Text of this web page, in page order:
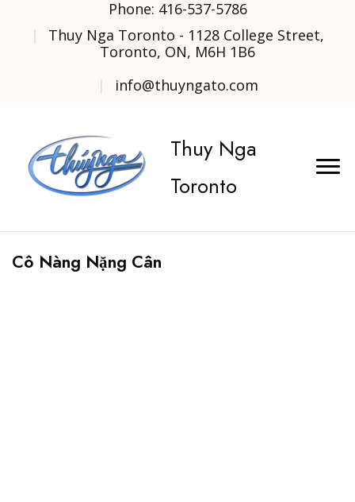
Phone: 416-537-5786
Thuy Nga Toronto - 1128 College Street,
Toronto, ON, M6H 1B6
info@thuyngato.com
Thuy Nga
Toronto
Cô Nàng Nặng Cân